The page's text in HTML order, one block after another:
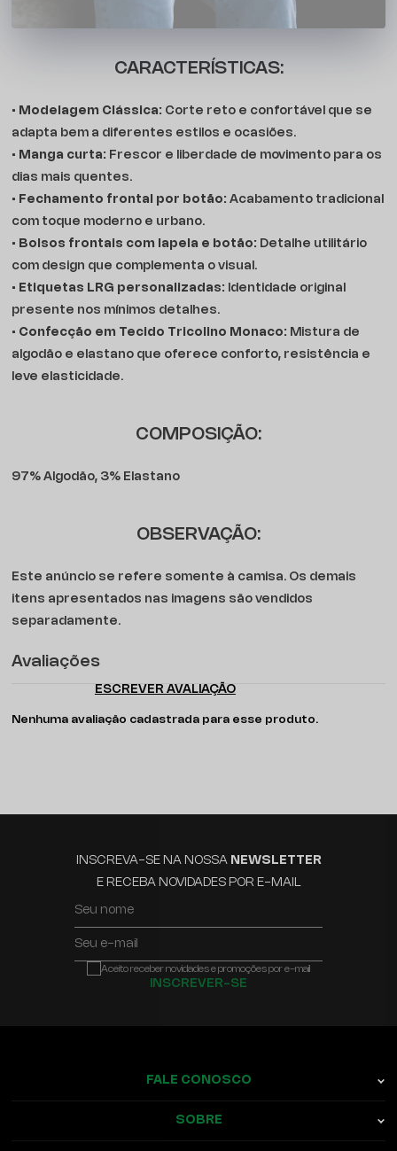
CARACTERÍSTICAS:
• Modelagem Clássica: Corte reto e confortável que se
adapta bem a diferentes estilos e ocasiões.
• Manga curta: Frescor e liberdade de movimento para os
dias mais quentes.
• Fechamento frontal por botão: Acabamento tradicional
com toque moderno e urbano.
• Bolsos frontais com lapela e botão: Detalhe utilitário
com design que complementa o visual.
• Etiquetas LRG personalizadas:
Identidade original
presente nos mínimos detalhes.
• Confecção em Tecido Tricolino Monaco: Mistura de
algodão e elastano que oferece conforto, resistência e
leve elasticidade.
COMPOSIÇÃO:
97% Algodão, 3% Elastano
OBSERVAÇÃO:
Este anúncio se refere somente à camisa. Os demais
itens apresentados nas imagens são vendidos
separadamente.
Avaliações
ESCREVER AVALIAÇÃO
Nenhuma avaliação cadastrada para esse produto.
INSCREVA-SE NA NOSSA NEWSLETTER
E RECEBA NOVIDADES POR E-MAIL
Seu nome
Seu e-mail
INSCREVER-SE
Aceito receber novidades e promoções por e-mail
FALE CONOSCO
SOBRE